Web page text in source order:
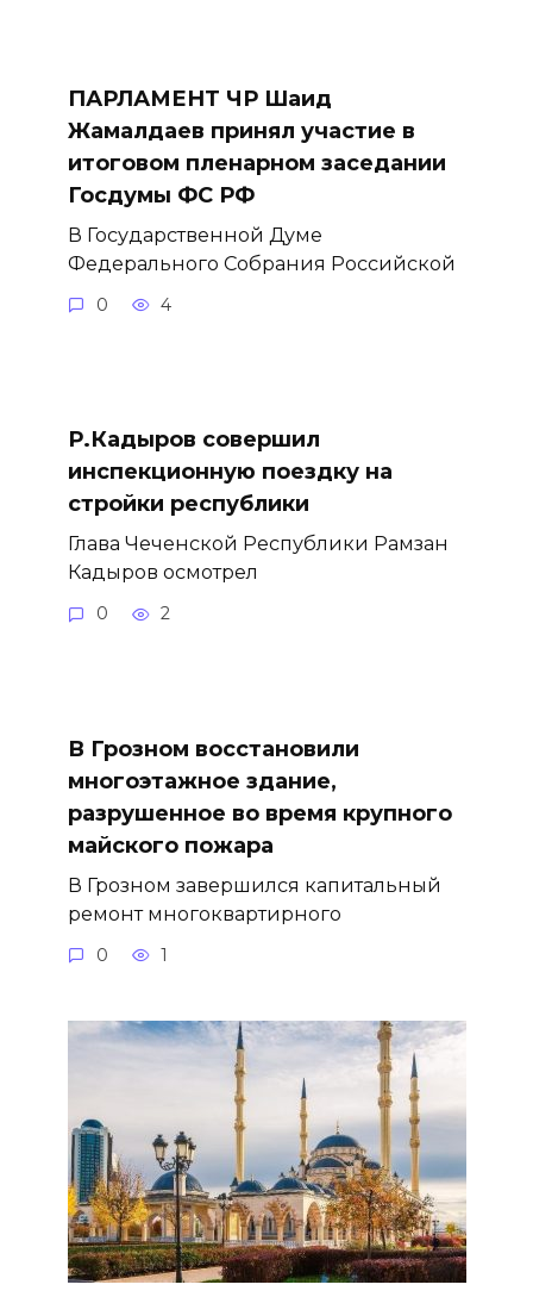
ПАРЛАМЕНТ ЧР Шаид
Жамалдаев принял участие в
итоговом пленарном заседании
Госдумы ФС РФ
В Государственной Думе
Федерального Собрания Российской
0 4
Р.Кадыров совершил
инспекционную поездку на
стройки республики
Глава Чеченской Республики Рамзан
Кадыров осмотрел
0 2
В Грозном восстановили
многоэтажное здание,
разрушенное во время крупного
майского пожара
В Грозном завершился капитальный
ремонт многоквартирного
0 1